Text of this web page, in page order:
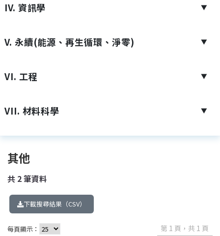
IV. 資訊學 ▼
V. 永續(能源、再生循環、淨零) ▼
VI. 工程 ▼
VII. 材料科學 ▼
其他
共 2筆資料
下載搜尋結果（CSV）
每頁顯示： 第 1 頁，共 1 頁